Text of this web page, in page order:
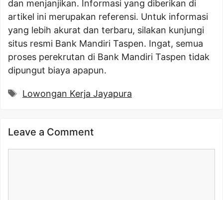
dan menjanjikan. Informasi yang diberikan di
artikel ini merupakan referensi. Untuk informasi
yang lebih akurat dan terbaru, silakan kunjungi
situs resmi Bank Mandiri Taspen. Ingat, semua
proses perekrutan di Bank Mandiri Taspen tidak
dipungut biaya apapun.
Tags
Lowongan Kerja Jayapura
Leave a Comment